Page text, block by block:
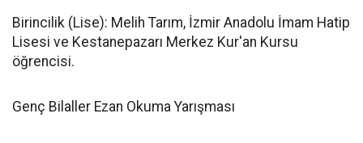
Birincilik (Lise): Melih Tarım, İzmir Anadolu İmam Hatip
Lisesi ve Kestanepazarı Merkez Kur'an Kursu
öğrencisi.
Genç Bilaller Ezan Okuma Yarışması